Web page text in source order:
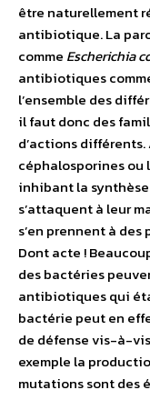
être naturellement
antibiotique. La
comme Escherichia
antibiotiques
l’ensemble des
il faut donc des
d’actions
céphalosporines
inhibant la
s’attaquent à leur
s’en prennent à
Dont acte !
des bactéries
antibiotiques qui
bactérie peut en
de défense vis-à-
exemple la
mutations sont des